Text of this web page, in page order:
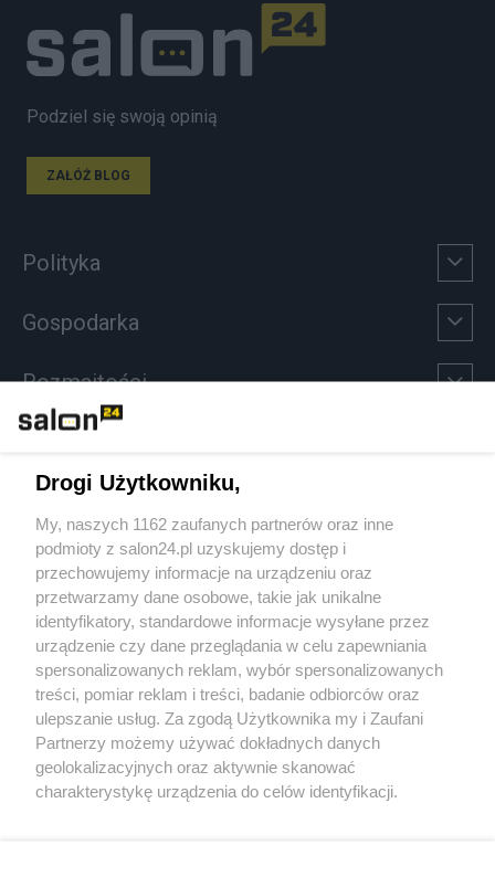
Podziel się swoją opinią
ZAŁÓŻ BLOG
Polityka
Gospodarka
Rozmaitości
Sport
Społeczeństwo
Kultura
X Facebook Instagram Youtube
Drogi Użytkowniku,
My, naszych 1162 zaufanych partnerów oraz inne
podmioty z salon24.pl uzyskujemy dostęp i
przechowujemy informacje na urządzeniu oraz
przetwarzamy dane osobowe, takie jak unikalne
identyfikatory, standardowe informacje wysyłane przez
urządzenie czy dane przeglądania w celu zapewniania
spersonalizowanych reklam, wybór spersonalizowanych
treści, pomiar reklam i treści, badanie odbiorców oraz
ulepszanie usług. Za zgodą Użytkownika my i Zaufani
Partnerzy możemy używać dokładnych danych
geolokalizacyjnych oraz aktywnie skanować
charakterystykę urządzenia do celów identyfikacji.